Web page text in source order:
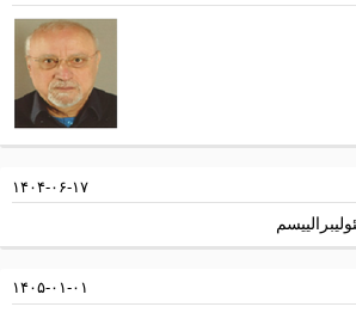
۱۴۰۴-۰۶-۱۷
۱۴۰۵-۰۱-۰۱